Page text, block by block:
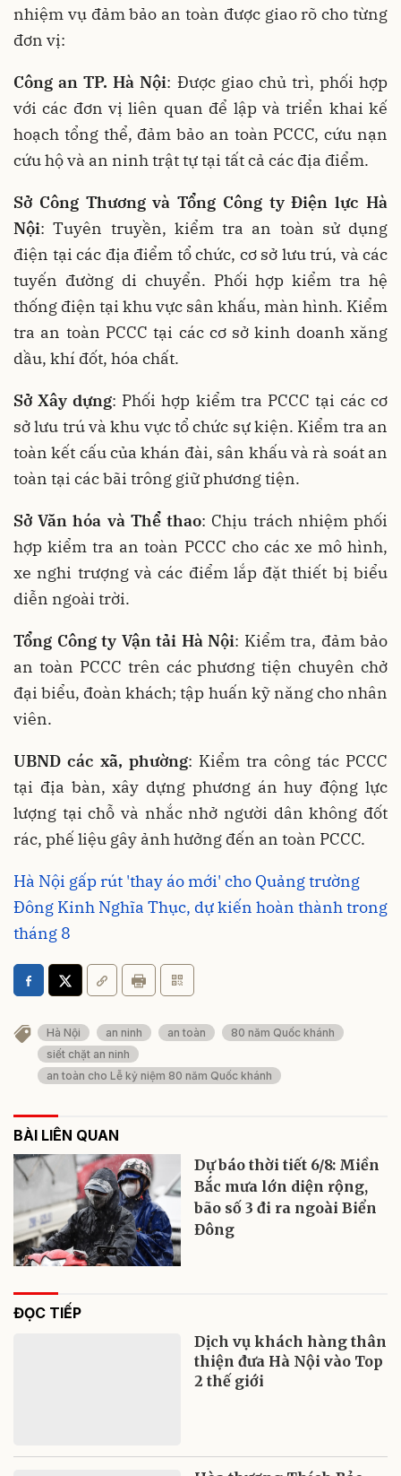
nhiệm vụ đảm bảo an toàn được giao rõ cho từng
đơn vị:
Công an TP. Hà Nội: Được giao chủ trì, phối hợp
với các đơn vị liên quan để lập và triển khai kế
hoạch tổng thể, đảm bảo an toàn PCCC, cứu nạn
cứu hộ và an ninh trật tự tại tất cả các địa điểm.
Sở Công Thương và Tổng Công ty Điện lực Hà
Nội: Tuyên truyền, kiểm tra an toàn sử dụng
điện tại các địa điểm tổ chức, cơ sở lưu trú, và các
tuyến đường di chuyển. Phối hợp kiểm tra hệ
thống điện tại khu vực sân khấu, màn hình. Kiểm
tra an toàn PCCC tại các cơ sở kinh doanh xăng
dầu, khí đốt, hóa chất.
Sở Xây dựng: Phối hợp kiểm tra PCCC tại các cơ
sở lưu trú và khu vực tổ chức sự kiện. Kiểm tra an
toàn kết cấu của khán đài, sân khấuvà rà soát an
toàn tại các bãi trông giữ phương tiện.
Sở Văn hóa và Thể thao: Chịu trách nhiệm phối
hợp kiểm tra an toàn PCCC cho các xe mô hình,
xe nghi trượng và các điểm lắp đặt thiết bị biểu
diễn ngoài trời.
Tổng Công ty Vận tải Hà Nội: Kiểm tra, đảm bảo
an toàn PCCC trên các phương tiện chuyên chở
đại biểu, đoàn khách; tập huấn kỹ năng cho nhân
viên.
UBND các xã, phường: Kiểm tra công tác PCCC
tại địa bàn, xây dựng phương án huy động lực
lượng tại chỗ và nhắc nhở người dân không đốt
rác, phế liệu gây ảnh hưởng đến an toàn PCCC.
Hà Nội gấp rút 'thay áo mới' cho Quảng trường
Đông Kinh Nghĩa Thục, dự kiến hoàn thành trong
tháng 8
Hà Nội an ninh an toàn
80 năm Quốc khánh
siết chặt an ninh
an toàn cho Lễ kỷ niệm 80 năm Quốc khánh
BÀI LIÊN QUAN
Dự báo thời tiết 6/8: Miền
Bắc mưa lớn diện rộng,
bão số 3 đi ra ngoài Biển
Đông
ĐỌC TIẾP
Dịch vụ khách hàng thân
thiện đưa Hà Nội vào Top
2 thế giới